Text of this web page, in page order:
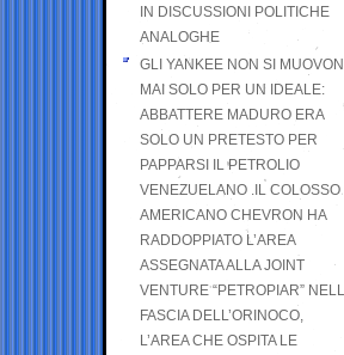
IN DISCUSSIONI POLITICHE
ANALOGHE
GLI YANKEE NON SI
MAI SOLO PER UN IDEALE:
ABBATTERE MADURO ERA
SOLO UN PRETESTO PER
PAPPARSI IL PETROLIO
VENEZUELANO .IL COLOSSO
AMERICANO CHEVRON HA
RADDOPPIATO L’AREA
ASSEGNATA ALLA JOINT
VENTURE “PETROPIAR”
FASCIA DELL’ORINOCO,
L’AREA CHE OSPITA LE